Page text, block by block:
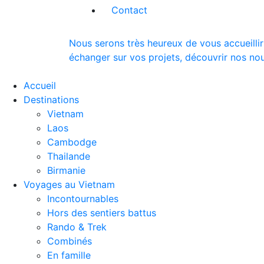
Contact
Nous serons très heureux de vous
échanger sur vos projets, découvrir nos
Accueil
Destinations
Vietnam
Laos
Cambodge
Thailande
Birmanie
Voyages au Vietnam
Incontournables
Hors des sentiers battus
Rando & Trek
Combinés
En famille